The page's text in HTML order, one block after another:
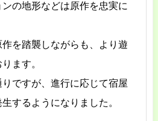
の地形などは原作を忠実に
を踏襲しながらも、より遊
ます。
ですが、進行に応じて宿屋
するようになりました。